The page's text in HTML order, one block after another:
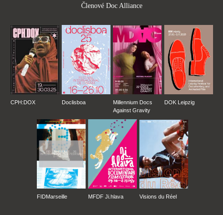
Členové Doc Alliance
CPH:DOX Doclisboa
Millennium Docs
Against Gravity
DOK Leipzig
FIDMarseille MFDF Ji.hlava Visions du Réel